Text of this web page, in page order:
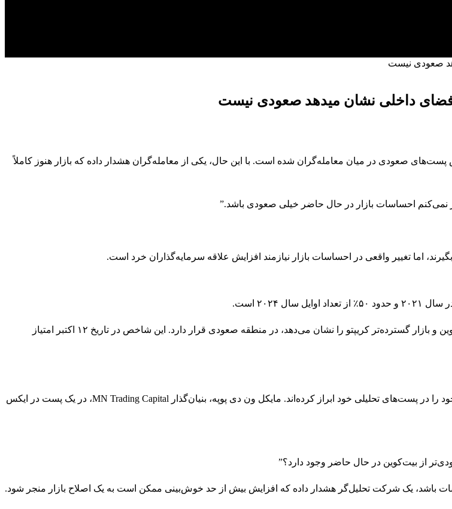
صعودی نیست
فضای داخلی نشان میدهد صعودی نیست
جلب کرده و باعث افزایش پست‌های صعودی در میان معامله‌گران شده است. با این حال، یکی از معامله‌گران هشدار داده که بازار هنوز کاملاً
اما تغییر واقعی در احساسات بازار نیازمند افزایش علاقه سرمایه‌گذاران خرد است.
که احساسات و نگرش‌های فعلی نسبت به بیت‌کوین و بازار گسترده‌تر کریپتو را نشان می‌دهد، در منطقه صعودی قرار دارد. این شاخص در تاریخ ۱۲ اکتبر امتیاز
با افزایش قیمت بیت‌کوین ۹.۳۷٪ از ۱۲ اکتبر، معامله‌گران برجسته نیز احساسات صعودی خود را در پست‌های تحلیلی خود ابراز کرده‌اند. مایکل ون دی پوپه، بنیان‌گذار MN Trading Capital، در یک پست در ایکس
باشد، یک شرکت تحلیل‌گر هشدار داده که افزایش بیش از حد خوش‌بینی ممکن است به یک اصلاح بازار منجر شود.